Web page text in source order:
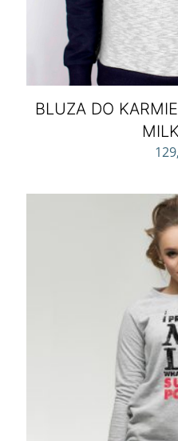
BLUZA DO